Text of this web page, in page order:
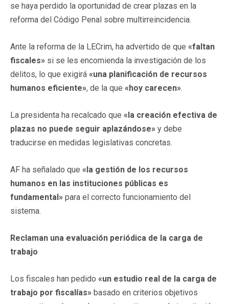
se haya perdido la oportunidad de crear plazas en la
reforma del Código Penal sobre multirreincidencia.
Ante la reforma de la LECrim, ha advertido de que «faltan
fiscales» si se les encomienda la investigación de los
delitos, lo que exigirá «una planificación de recursos
humanos eficiente», de la que «hoy carecen».
La presidenta ha recalcado que «la creación efectiva de
plazas no puede seguir aplazándose» y debe
traducirse en medidas legislativas concretas.
AF ha señalado que «la gestión de los recursos
humanos en las instituciones públicas es
fundamental» para el correcto funcionamiento del
sistema.
Reclaman una evaluación periódica de la carga de
trabajo
Los fiscales han pedido «un estudio real de la carga de
trabajo por fiscalías» basado en criterios objetivos